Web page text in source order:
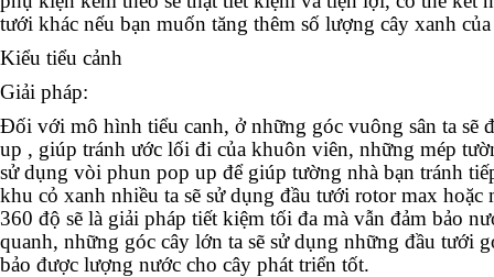
tưới khác nếu bạn muốn tăng thêm số lượng cây xanh
Kiểu tiểu cảnh
Giải pháp:
Đối với mô hình tiểu canh, ở những góc vuông sân ta sẽ
up , giúp tránh ước lối đi của khuôn viên, những mép
sử dụng vòi phun pop up để giúp tường nhà bạn tránh
khu cỏ xanh nhiều ta sẽ sử dụng đầu tưới rotor max
360 độ sẽ là giải pháp tiết kiệm tối đa mà vẫn đảm bảo
quanh, những góc cây lớn ta sẽ sử dụng những đầu tưới
bảo được lượng nước cho cây phát triển tốt.